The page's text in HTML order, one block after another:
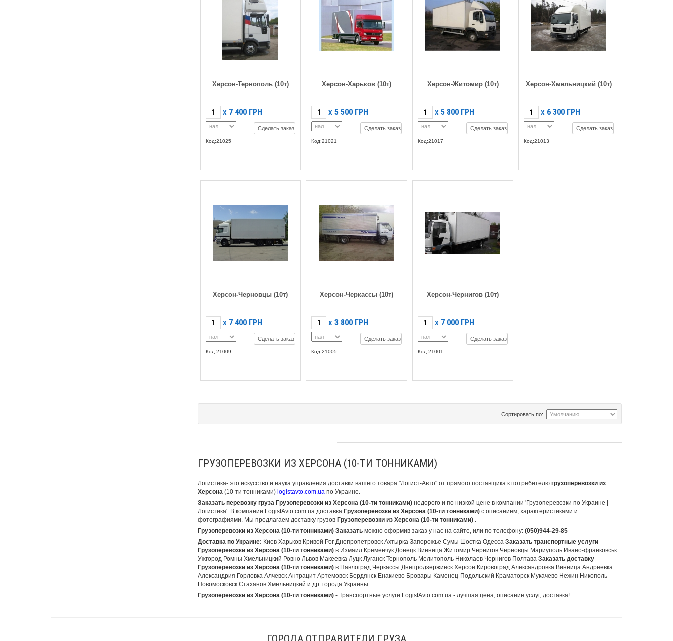
Херсон-Тернополь (10т)
X 7 400 ГРН
Сделать заказ
Код:21025
Херсон-Харьков (10т)
X 5 500 ГРН
Сделать заказ
Код:21021
Херсон-Житомир (10т)
X 5 800 ГРН
Сделать заказ
Код:21017
Херсон-Хмельницкий (10т)
X 6 300 ГРН
Сделать заказ
Код:21013
Херсон-Черновцы (10т)
X 7 400 ГРН
Сделать заказ
Код:21009
Херсон-Черкассы (10т)
X 3 800 ГРН
Сделать заказ
Код:21005
Херсон-Чернигов (10т)
X 7 000 ГРН
Сделать заказ
Код:21001
Сортировать по:
ГРУЗОПЕРЕВОЗКИ ИЗ ХЕРСОНА (10-ТИ ТОННИКАМИ)
Логистика- это искусство и наука управления доставки вашего товара "Логист-Авто" от прямого поставщика к потребителюгрузоперевозки из
Херсона (10-ти тонниками) logistavto.com.uaпо Украине.
Заказать перевозку груза Грузоперевозки из Херсона (10-ти тонниками) недорого и по низкой цене в компании 'Грузоперевозки по Украине |
Логистика'. В компании LogistAvto.com.ua доставка Грузоперевозки из Херсона (10-ти тонниками) с описанием, характеристиками и
фотографиями. Мы предлагаем доставку грузов Грузоперевозки из Херсона (10-ти тонниками) .
Грузоперевозки из Херсона (10-ти тонниками) Заказатьможно оформив заказ у нас на сайте, или по телефону: (050)944-29-85
Доставка по Украине: Киев Харьков Кривой Рог Днепропетровск Ахтырка Запорожье Сумы Шостка Одесса Заказать транспортные услуги
Грузоперевозки из Херсона (10-ти тонниками)в Измаил Кременчук Донецк Винница Житомир Чернигов Черновцы Мариуполь Ивано-франковськ
Ужгород Ромны Хмельницкий Ровно Львов Макеевка Луцк Луганск Тернополь Мелитополь Николаев Чернигов Полтава Заказать доставку
Грузоперевозки из Херсона (10-ти тонниками) в Павлоград Черкассы Днепродзержинск Херсон Кировоград Александровка Винница Андреевка
Александрия Горловка Алчевск Антрацит Артемовск Бердянск Енакиево Бровары Каменец-Подольский Краматорск Мукачево Нежин Никополь
Новомосковск Стаханов Хмельницкий и др. города Украины.
Грузоперевозки из Херсона (10-ти тонниками)- Транспортные услуги LogistAvto.com.ua - лучшая цена, описание услуг, доставка!